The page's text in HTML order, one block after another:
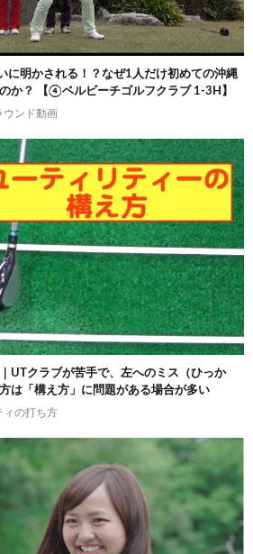
に明かされる！？なぜ1人だけ初めての沖縄
か？ 【④ベルビーチゴルフクラブ 1-3H】
ウンド動画
UTクラブが苦手で、左へのミス（ひっか
は「構え方」に問題がある場合が多い
ィの打ち方